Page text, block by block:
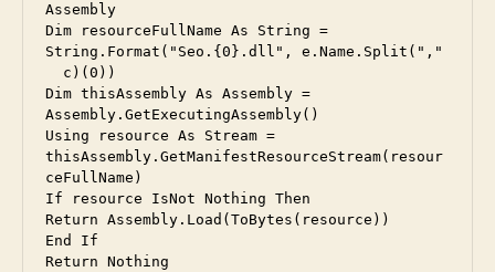
Assembly
Dim resourceFullName As String =
String.Format("Seo.{0}.dll", e.Name.Split(","
Dim thisAssembly As Assembly =
Assembly.GetExecutingAssembly()
Using resource As Stream =
thisAssembly.GetManifestResourceStream(resour
ceFullName)
If resource IsNot Nothing Then
Return Assembly.Load(ToBytes(resource))
End If
Return Nothing